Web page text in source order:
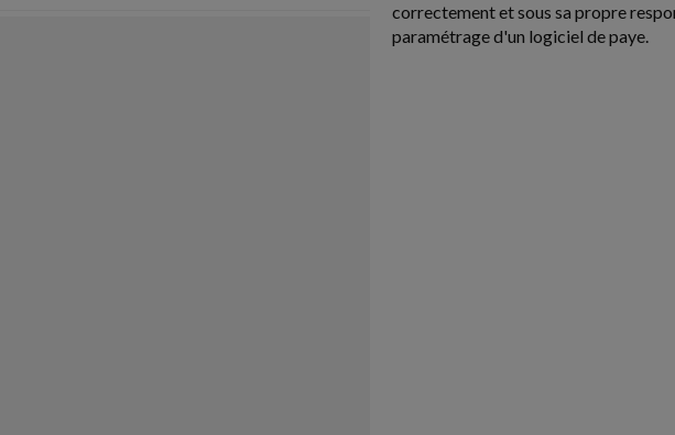
correctement et sous sa propre
paramétrage d'un logiciel de paye.